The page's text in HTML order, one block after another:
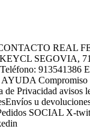
REAL
SEGOVIA,
913541386
AYUDA Compromiso
de Privacidad avisos
u
SOCIAL X-